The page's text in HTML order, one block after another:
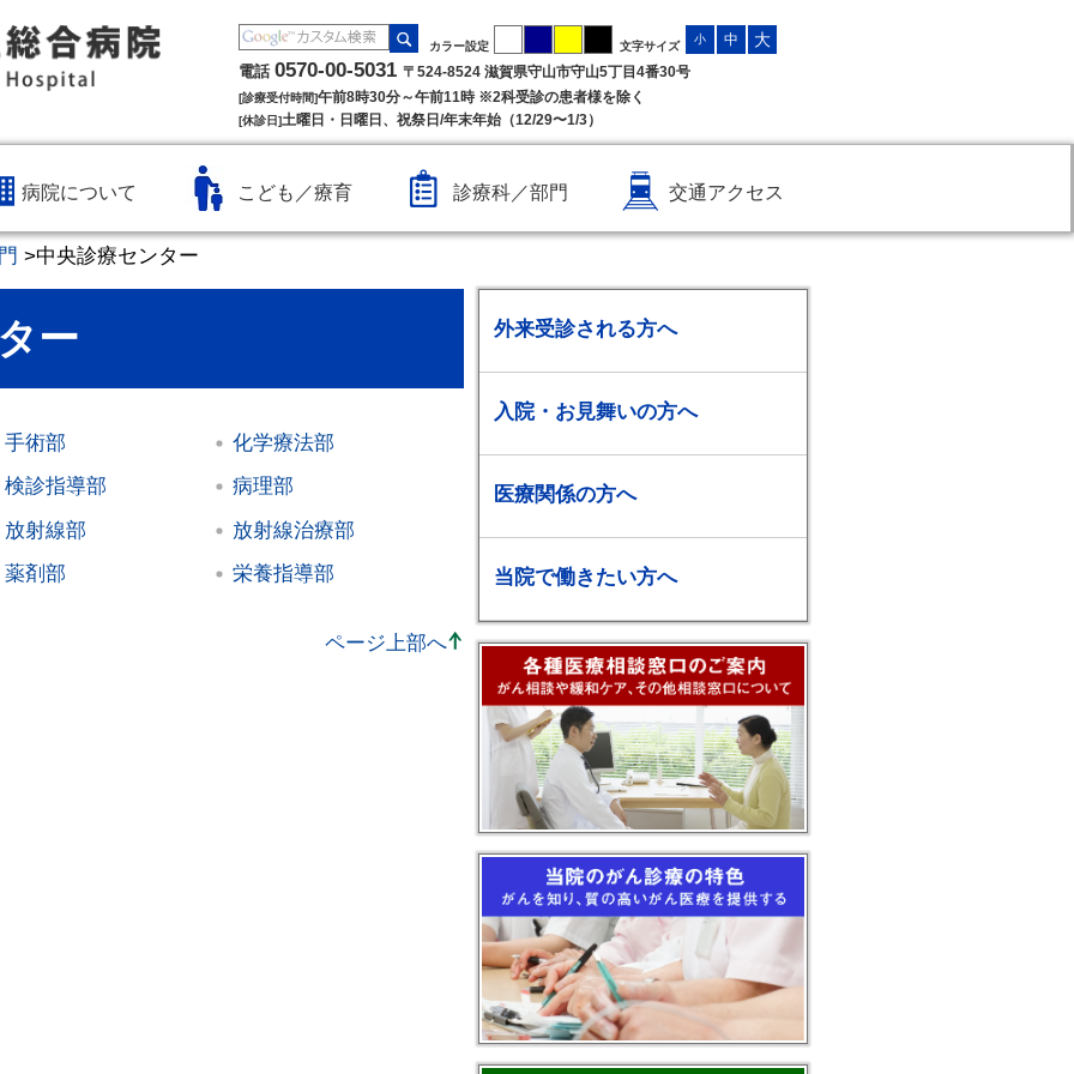
カラー設定 文字サイズ
小 中 大
電話 0570-00-5031 〒524-8524 滋賀県守山市守山5丁目4番30号
[診療受付時間]午前8時30分～午前11時 ※2科受診の患者様を除く
[休診日]土曜日・日曜日、祝祭日/年末年始（12/29〜1/3）
病院について こども／療育 診療科／部門 交通アクセス
>中央診療センター
ー
手術部
化学療法部
検診指導部
病理部
放射線部
放射線治療部
薬剤部 栄養指導部
ページ上部へ
外来受診される方へ
入院・お見舞いの方へ
医療関係の方へ
当院で働きたい方へ